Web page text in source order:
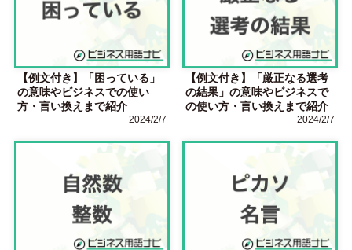
【例文付き】「困っている」
の意味やビジネスでの使い
方・言い換えまで紹介
2024/2/7
【例文付き】「厳正なる選考
の結果」の意味やビジネスで
の使い方・言い換えまで紹介
2024/2/7